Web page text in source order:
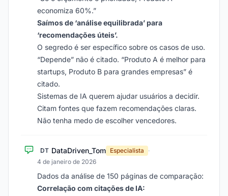
economiza 60%.”
Saímos de ‘análise equilibrada’ para
‘recomendações úteis’.
O segredo é ser específico sobre os casos de uso.
“Depende” não é citado. “Produto A é melhor para
startups, Produto B para grandes empresas” é
citado.
Sistemas de IA querem ajudar usuários a decidir.
Citam fontes que fazem recomendações claras.
Não tenha medo de escolher vencedores.
DT DataDriven_Tom Especialista
·
4 de janeiro de 2026
Dados da análise de 150 páginas de comparação:
Correlação com citações de IA: